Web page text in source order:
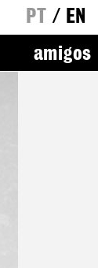
PT / EN
amigos